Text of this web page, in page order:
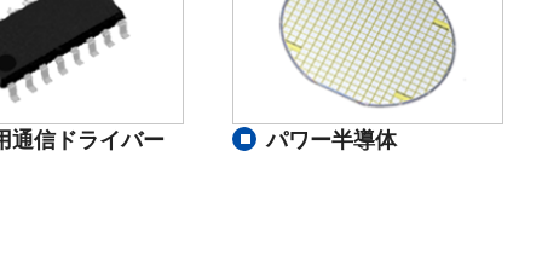
通信ドライバー
パワー半導体